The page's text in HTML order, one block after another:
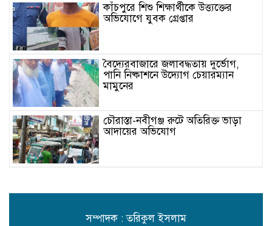
কাঁচপুরে শিশু শিক্ষার্থীকে উত্ত্যক্তের
অভিযোগে যুবক গ্রেপ্তার
বৈদ্যেরবাজারে জলাবদ্ধতায় দুর্ভোগ,
পানি নিষ্কাশনে উদ্যোগ চেয়ারম্যান
মামুনের
চৌরাস্তা-নবীগঞ্জ রুটে অতিরিক্ত ভাড়া
আদায়ের অভিযোগ
সম্পাদক : তরিকুল ইসলাম